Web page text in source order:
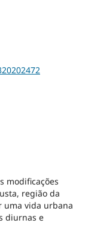
modificações
região da
uma vida urbana
diurnas e